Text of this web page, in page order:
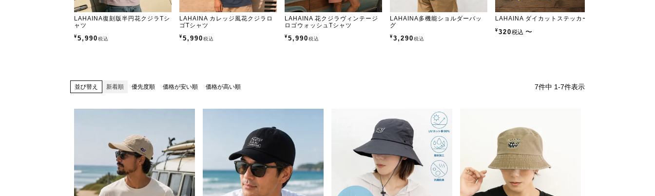
LAHAINA復刻版半円花クジラTシ
ャツ
¥ 5,990税込
LAHAINA カレッジ風花クジラロ
ゴTシャツ
¥ 5,990税込
LAHAINA 花クジラヴィンテージ
ロゴウォッシュTシャツ
¥ 5,990税込
LAHAINA多機能ショルダーバッ
グ
¥ 3,290税込
LAHAINA ダイカットステッカー
¥ 320税込 〜
並び替え 新着順 優先度順 価格が安い順 価格が高い順 7件中 1-7件表示